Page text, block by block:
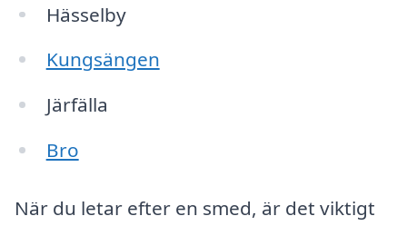
Hässelby
Kungsängen
Järfälla
Bro
När du letar efter en smed, är det viktigt